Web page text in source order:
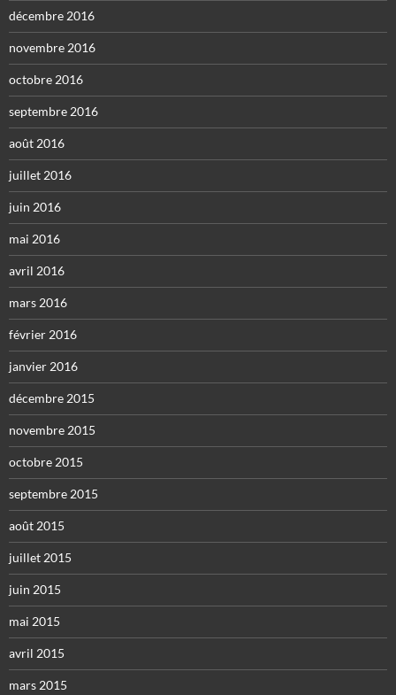
décembre 2016
novembre 2016
octobre 2016
septembre 2016
août 2016
juillet 2016
juin 2016
mai 2016
avril 2016
mars 2016
février 2016
janvier 2016
décembre 2015
novembre 2015
octobre 2015
septembre 2015
août 2015
juillet 2015
juin 2015
mai 2015
avril 2015
mars 2015